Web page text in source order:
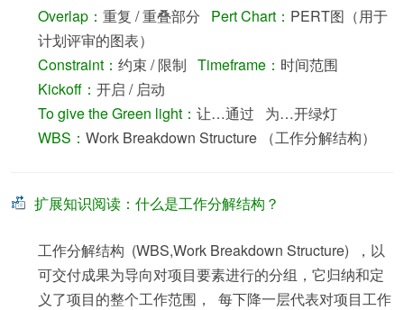
Overlap： 重复 / 重叠部分 Pert Chart： PERT图（用于
计划评审的图表）
Constraint： 约束 / 限制 Timeframe： 时间范围
Kickoff： 开启 / 启动
To give the Green light： 让…通过 为…开绿灯
WBS： Work Breakdown Structure （工作分解结构）
扩展知识阅读：什么是工作分解结构？
工作分解结构 (WBS,Work Breakdown Structure) ，以
可交付成果为导向对项目要素进行的分组，它归纳和定
义了项目的整个工作范围， 每下降一层代表对项目工作